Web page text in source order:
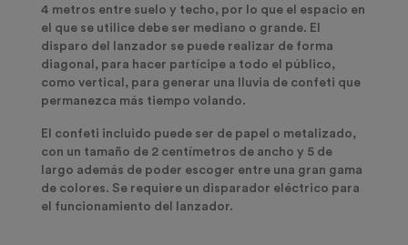
4 metros entre suelo y techo, por lo que el espacio en
el que se utilice debe ser mediano o grande. El
disparo del lanzador se puede realizar de forma
diagonal, para hacer partícipe a todo el público,
como vertical, para generar una lluvia de confeti que
permanezca más tiempo volando.
El confeti incluido puede ser de papel o metalizado,
con un tamaño de 2 centímetros de ancho y 5 de
largo además de poder escoger entre una gran gama
de colores. Se requiere un disparador eléctrico para
el funcionamiento del lanzador.